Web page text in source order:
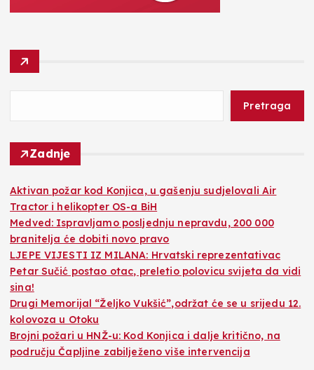
Pretraga
Zadnje
Aktivan požar kod Konjica, u gašenju sudjelovali Air
Tractor i helikopter OS-a BiH
Medved: Ispravljamo posljednju nepravdu, 200 000
branitelja će dobiti novo pravo
LJEPE VIJESTI IZ MILANA: Hrvatski reprezentativac
Petar Sučić postao otac, preletio polovicu svijeta da vidi
sina!
Drugi Memorijal “Željko Vukšić”,održat će se u srijedu 12.
kolovoza u Otoku
Brojni požari u HNŽ-u: Kod Konjica i dalje kritično, na
području Čapljine zabilježeno više intervencija